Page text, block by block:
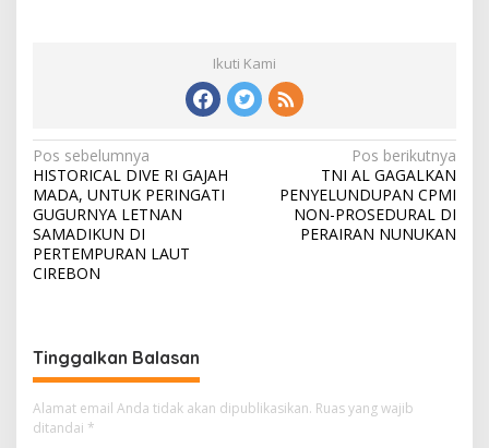
Ikuti Kami
N
a
v
i
g
s
i
p
o
Pos sebelumnya
HISTORICAL DIVE RI GAJAH
MADA, UNTUK PERINGATI
GUGURNYA LETNAN
SAMADIKUN DI
PERTEMPURAN LAUT
CIREBON
Pos berikutnya
TNI AL GAGALKAN
PENYELUNDUPAN CPMI
NON-PROSEDURAL DI
PERAIRAN NUNUKAN
Tinggalkan Balasan
Alamat email Anda tidak akan dipublikasikan. Ruas yang wajib
ditandai *